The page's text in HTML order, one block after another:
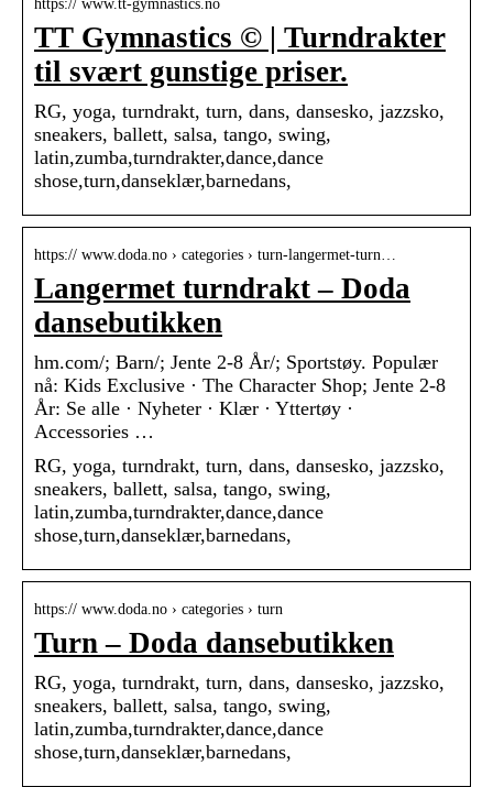
https:// www.tt-gymnastics.no
TT Gymnastics © | Turndrakter
til svært gunstige priser.
RG, yoga, turndrakt, turn, dans, dansesko, jazzsko,
sneakers, ballett, salsa, tango, swing,
latin,zumba,turndrakter,dance,dance
shose,turn,danseklær,barnedans,
https:// www.doda.no › categories › turn-langermet-turn…
Langermet turndrakt – Doda
dansebutikken
hm.com/; Barn/; Jente 2-8 År/; Sportstøy. Populær
nå: Kids Exclusive · The Character Shop; Jente 2-8
År: Se alle · Nyheter · Klær · Yttertøy ·
Accessories …
RG, yoga, turndrakt, turn, dans, dansesko, jazzsko,
sneakers, ballett, salsa, tango, swing,
latin,zumba,turndrakter,dance,dance
shose,turn,danseklær,barnedans,
https:// www.doda.no › categories › turn
Turn – Doda dansebutikken
RG, yoga, turndrakt, turn, dans, dansesko, jazzsko,
sneakers, ballett, salsa, tango, swing,
latin,zumba,turndrakter,dance,dance
shose,turn,danseklær,barnedans,